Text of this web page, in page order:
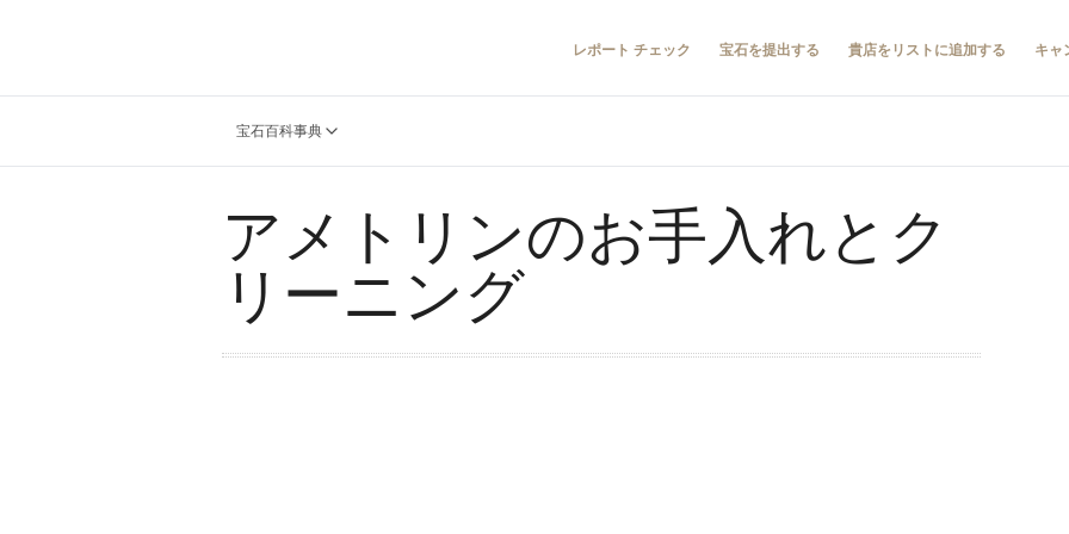
レポート チェック 宝石を提出する 貴店をリストに追加する キャ
宝石百科事典
アメトリンのお手入れとク
リーニング